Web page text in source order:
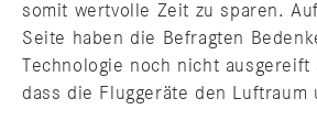
somit wertvolle Zeit zu sparen.
Seite haben die Befragten
Technologie noch nicht
dass die Fluggeräte den Luftraum